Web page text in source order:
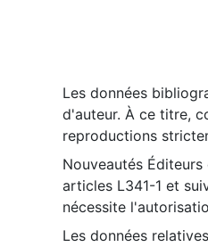
Les données
d'auteur. À ce titre,
reproductions
Nouveautés
articles L341-1 et
nécessite
Les données